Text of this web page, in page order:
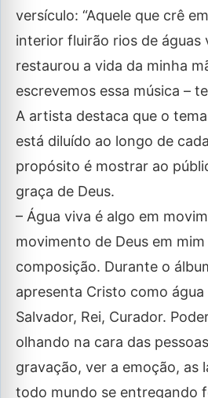
versículo: “Aquele que crê
interior fluirão rios de águas
restaurou a vida da minha
escrevemos essa música –
A artista destaca que o
está diluído ao longo de
propósito é mostrar ao
graça de Deus.
– Água viva é algo em
movimento de Deus em
composição. Durante o
apresenta Cristo como
Salvador, Rei, Curador.
olhando na cara das
gravação, ver a emoção, as
todo mundo se entregando